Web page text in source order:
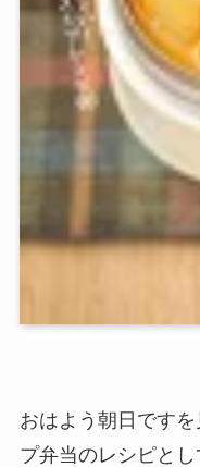
おはよう朝日です
プ弁当のレシピと